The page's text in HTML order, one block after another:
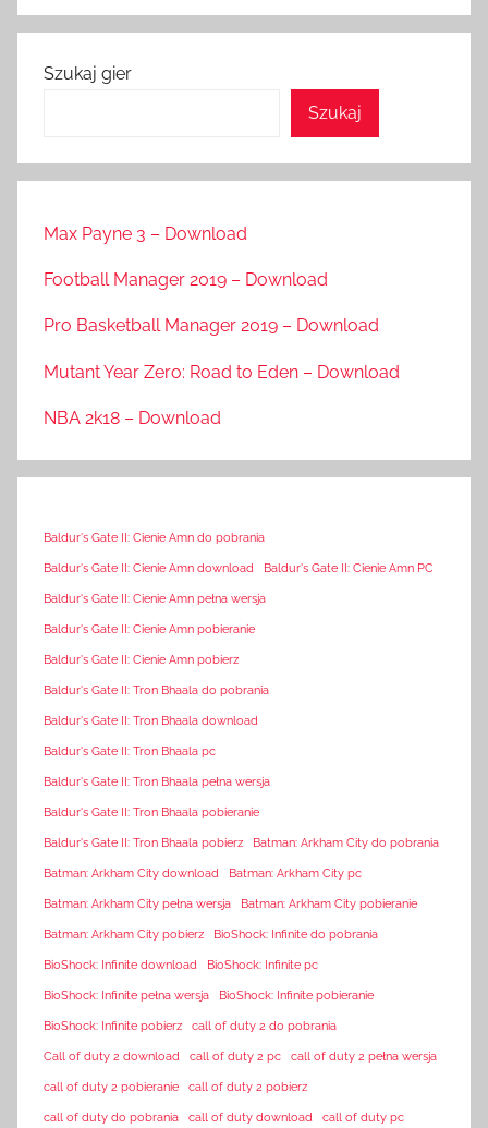
Szukaj gier
Szukaj
Max Payne 3 – Download
Football Manager 2019 – Download
Pro Basketball Manager 2019 – Download
Mutant Year Zero: Road to Eden – Download
NBA 2k18 – Download
Baldur's Gate II: Cienie Amn do pobrania
Baldur's Gate II: Cienie Amn download Baldur's Gate II: Cienie Amn PC
Baldur's Gate II: Cienie Amn pełna wersja
Baldur's Gate II: Cienie Amn pobieranie
Baldur's Gate II: Cienie Amn pobierz
Baldur's Gate II: Tron Bhaala do pobrania
Baldur's Gate II: Tron Bhaala download
Baldur's Gate II: Tron Bhaala pc
Baldur's Gate II: Tron Bhaala pełna wersja
Baldur's Gate II: Tron Bhaala pobieranie
Baldur's Gate II: Tron Bhaala pobierz Batman: Arkham City do pobrania
Batman: Arkham City download Batman: Arkham City pc
Batman: Arkham City pełna wersja Batman: Arkham City pobieranie
Batman: Arkham City pobierz BioShock: Infinite do pobrania
BioShock: Infinite download BioShock: Infinite pc
BioShock: Infinite pełna wersja BioShock: Infinite pobieranie
BioShock: Infinite pobierz call of duty 2 do pobrania
Call of duty 2 download call of duty 2 pc call of duty 2 pełna wersja
call of duty 2 pobieranie call of duty 2 pobierz
call of duty do pobrania call of duty download call of duty pc